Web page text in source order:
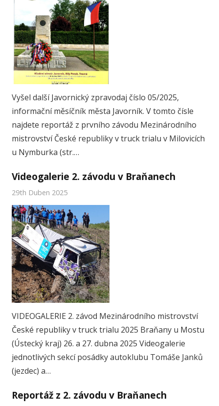
Vyšel další Javornický zpravodaj číslo 05/2025,
informační měsíčník města Javorník. V tomto čísle
najdete reportáž z prvního závodu Mezinárodního
mistrovství České republiky v truck trialu v Milovicích
u Nymburka (str.…
Videogalerie 2. závodu v Braňanech
29th Duben 2025
VIDEOGALERIE 2. závod Mezinárodního mistrovství
České republiky v truck trialu 2025 Braňany u Mostu
(Ústecký kraj) 26. a 27. dubna 2025 Videogalerie
jednotlivých sekcí posádky autoklubu Tomáše Janků
(jezdec) a…
Reportáž z 2. závodu v Braňanech